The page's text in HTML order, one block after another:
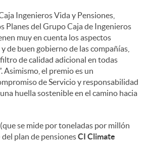
Ingenieros Vida y Pensiones,
Planes del Grupo Caja de Ingenieros
muy en cuenta los aspectos
de buen gobierno de las compañías,
de calidad adicional en todas
Asimismo, el premio es un
de Servicio y responsabilidad
huella sostenible en el camino hacia
se mide por toneladas por millón
plan de pensionesCI Climate